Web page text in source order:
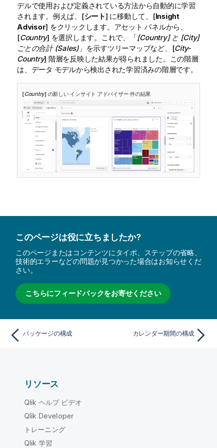
デルで使用および定義されている方法から自動的に学習
されます。例えば、[シート] に移動して、[Insight
Advisor] をクリックします。アセット パネルから、
[Country] を選択します。これで、「[Country] と [City]
ごとの合計 (Sales)」を示すツリーマップなど、[City-
Country] 階層を反映した結果が得られました。この階層
は、データ モデルから検出された学習済みの階層です。
[Country] の新しい インサイト アドバイザー 件の結果
このページは役に立ちましたか?
このページまたはコンテンツにタイポ、ステップの省略、
技術的エラーなどの問題が見つかった場合はお知らせくだ
さい。
こちらにフィードバックをお寄せください
パッケージの構成 カレンダー期間の構成
リソース
Qlik ヘルプ ビデオ
Qlik Developer
トレーニング
Qlik 学習